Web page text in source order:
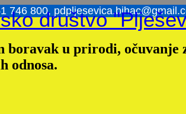
746 800,društvo
boravak u prirodi,
odnosa.